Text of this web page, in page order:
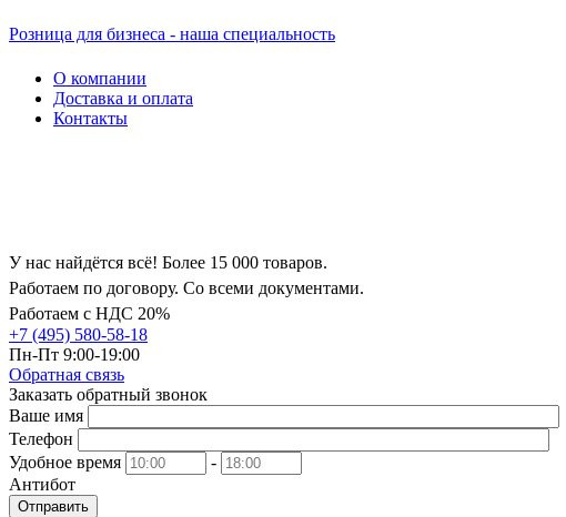
Розница для бизнеса - наша специальность
О компании
Доставка и оплата
Контакты
У нас найдётся всё! Более 15 000 товаров.
Работаем по договору. Со всеми документами.
Работаем с НДС 20%
+7 (495) 580-58-18
Пн-Пт 9:00-19:00
Обратная связь
Заказать обратный звонок
Ваше имя
Телефон
Удобное время
-
Антибот
Отправить